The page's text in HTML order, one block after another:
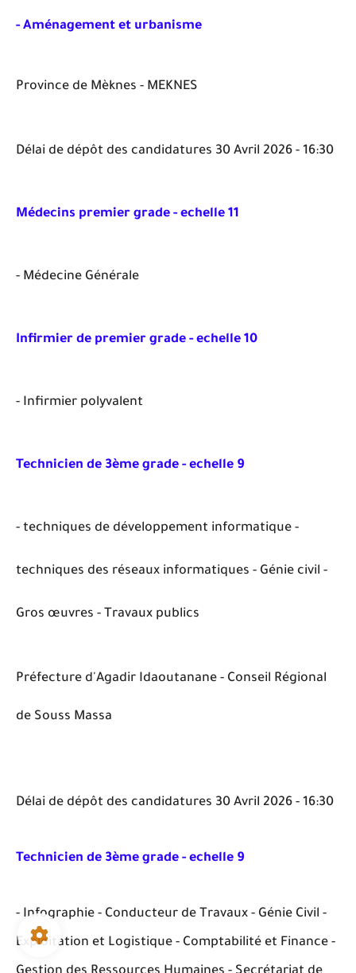
- Aménagement et urbanisme
Province de Mèknes - MEKNES
Délai de dépôt des candidatures 30 Avril 2026 - 16:30
Médecins premier grade - echelle 11
- Médecine Générale
Infirmier de premier grade - echelle 10
- Infirmier polyvalent
Technicien de 3ème grade - echelle 9
- techniques de développement informatique -
techniques des réseaux informatiques - Génie civil -
Gros œuvres - Travaux publics
Préfecture d'Agadir Idaoutanane - Conseil Régional
de Souss Massa
Délai de dépôt des candidatures 30 Avril 2026 - 16:30
Technicien de 3ème grade - echelle 9
- Infographie - Conducteur de Travaux - Génie Civil -
Exploitation et Logistique - Comptabilité et Finance -